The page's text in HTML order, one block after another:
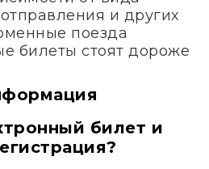
и других
поезда
билеты стоят дороже
билет и